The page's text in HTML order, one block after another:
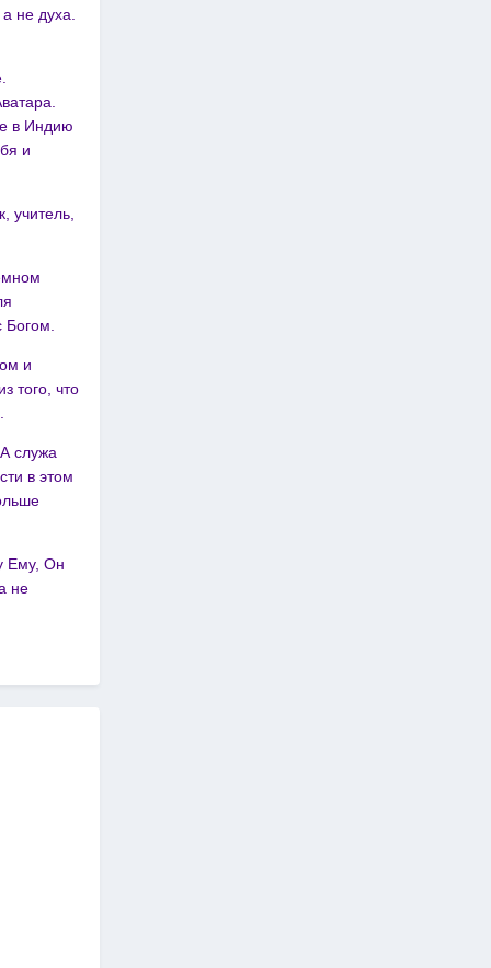
не духа.
в Индию
и
учитель,
и
того, что
служа
в этом
Ему, Он
не